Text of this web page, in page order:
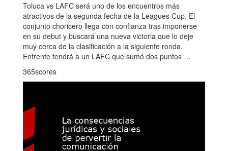
Toluca vs LAFC será uno de los encuentros más
atractivos de la segunda fecha de la Leagues Cup. El
conjunto choricero llega con confianza tras imponerse
en su debut y buscará una nueva victoria que lo deje
muy cerca de la clasificación a la siguiente ronda.
Enfrente tendrá a un LAFC que sumó dos puntos …
365scores